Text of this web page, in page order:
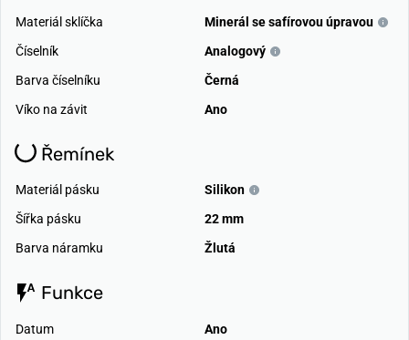
Materiál sklíčka
Minerál se safírovou úpravou
Číselník
Analogový
Barva číselníku
Černá
Víko na závit
Ano
Řemínek
Materiál pásku
Silikon
Šířka pásku
22 mm
Barva náramku
Žlutá
Funkce
Datum
Ano